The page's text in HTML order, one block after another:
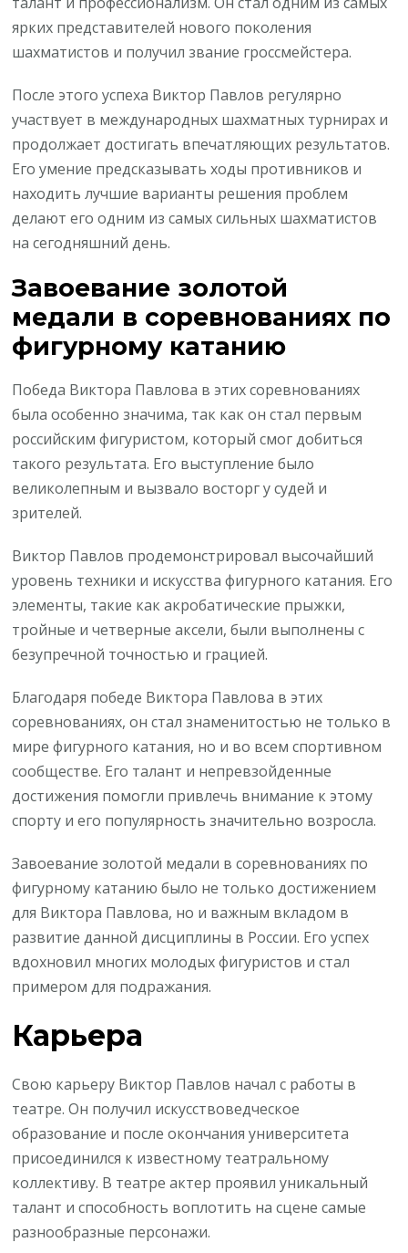
ярких представителей нового поколения
шахматистов и получил звание гроссмейстера.
После этого успеха Виктор Павлов регулярно
участвует в международных шахматных турнирах и
продолжает достигать впечатляющих результатов.
Его умение предсказывать ходы противников и
находить лучшие варианты решения проблем
делают его одним из самых сильных шахматистов
на сегодняшний день.
Завоевание золотой
медали в соревнованиях по
фигурному катанию
Победа Виктора Павлова в этих соревнованиях
была особенно значима, так как он стал первым
российским фигуристом, который смог добиться
такого результата. Его выступление было
великолепным и вызвало восторг у судей и
зрителей.
Виктор Павлов продемонстрировал высочайший
уровень техники и искусства фигурного катания. Его
элементы, такие как акробатические прыжки,
тройные и четверные аксели, были выполнены с
безупречной точностью и грацией.
Благодаря победе Виктора Павлова в этих
соревнованиях, он стал знаменитостью не только в
мире фигурного катания, но и во всем спортивном
сообществе. Его талант и непревзойденные
достижения помогли привлечь внимание к этому
спорту и его популярность значительно возросла.
Завоевание золотой медали в соревнованиях по
фигурному катанию было не только достижением
для Виктора Павлова, но и важным вкладом в
развитие данной дисциплины в России. Его успех
вдохновил многих молодых фигуристов и стал
примером для подражания.
Карьера
Свою карьеру Виктор Павлов начал с работы в
театре. Он получил искусствоведческое
образование и после окончания университета
присоединился к известному театральному
коллективу. В театре актер проявил уникальный
талант и способность воплотить на сцене самые
разнообразные персонажи.